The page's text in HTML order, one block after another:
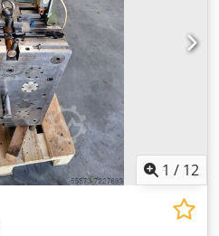
1 / 12